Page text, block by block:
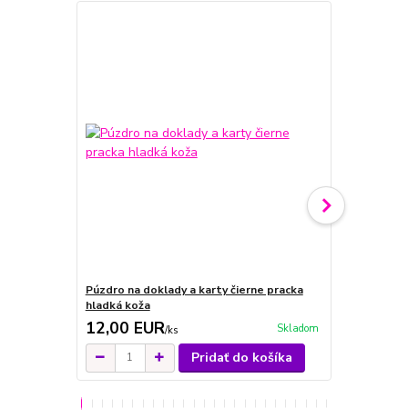
Púzdro na doklady a karty čierne pracka
hladká koža
12,00 EUR/ks Skladom
Pridať do košíka